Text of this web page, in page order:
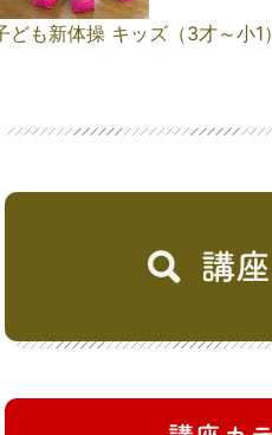
ども新体操 キッズ（3才～小1）